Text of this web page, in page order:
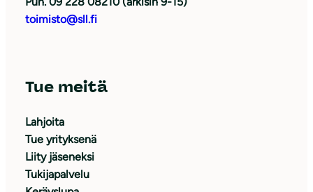
toimisto@sll.fi
Tue meitä
Lahjoita
Tue yrityksenä
Liity jäseneksi
Tukijapalvelu